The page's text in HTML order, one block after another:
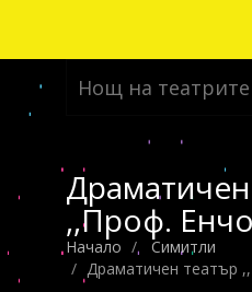
Нощ на театрите
,,Проф.
Начало
Симитли
Драматичен театър